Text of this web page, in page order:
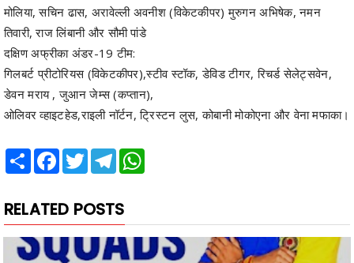
मोलिया, सचिन ढास, अरावेल्ली अवनीश (विकेटकीपर) मुरुगन अभिषेक, नमन
तिवारी, राज लिंबानी और सौमी पांडे
दक्षिण अफ्रीका अंडर-19 टीम:
गिलबर्ट प्रीटोरियस (विकेटकीपर),स्टीव स्टॉक, डेविड टीगर, रिचर्ड सेलेट्सवेन,
डेवन मराय , जुआन जेम्स (कप्तान),
ओलिवर व्हाइटहेड,राइली नॉर्टन, ट्रिस्टन लुस, कोबानी मोकोएना और वेना मफाका।
Share Facebook
TwitterTelegram
RELATED POSTS